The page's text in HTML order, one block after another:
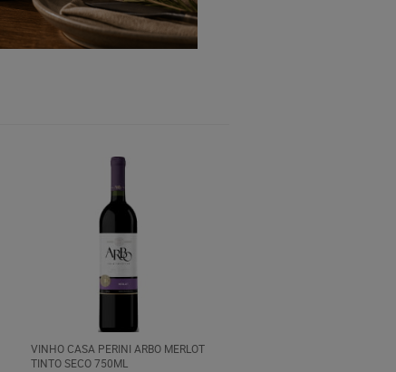
VINHO CASA PERINI ARBO MERLOT
TINTO SECO 750ML